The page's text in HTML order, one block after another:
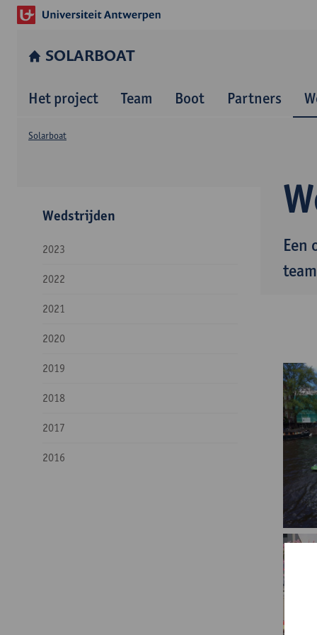
SOLARBOAT
Het project Team Boot Partners
Een
Solarboat
Wedstrijden
2023
2022
2021
2020
2019
2018
2017
2016